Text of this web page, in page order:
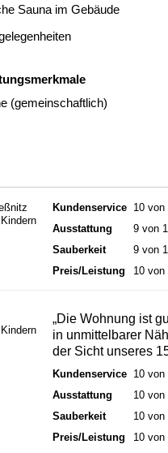
Sauna im Gebäude
(gemeinschaftlich)
Kundenservice 10 von
Ausstattung
9 von
Sauberkeit
9 von
Preis/Leistung
10 von
„Die Wohnung ist
in unmittelbarer
der Sicht unseres
Kundenservice 10 von
Ausstattung
10 von
Sauberkeit
10 von
Preis/Leistung
10 von